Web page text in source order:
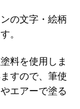
の文字・絵柄
。
料を使用しま
すので、筆使
エアーで塗る